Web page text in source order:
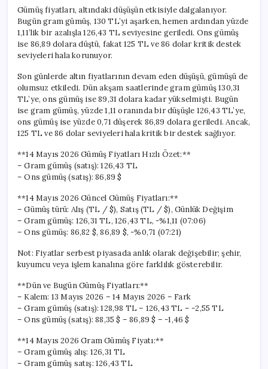
Kötüleşiyor
için
Gümüş fiyatları, altındaki düşüşün etkisiyle dalgalanıyor.
Bugün gram gümüş, 130 TL’yi aşarken, hemen ardından yüzde
1,11’lik bir azalışla 126,43 TL seviyesine geriledi. Ons gümüş
ise 86,89 dolara düştü, fakat 125 TL ve 86 dolar kritik destek
seviyeleri hala korunuyor.
Son günlerde altın fiyatlarının devam eden düşüşü, gümüşü de
olumsuz etkiledi. Dün akşam saatlerinde gram gümüş 130,31
TL’ye, ons gümüş ise 89,31 dolara kadar yükselmişti. Bugün
ise gram gümüş, yüzde 1,11 oranında bir düşüşle 126,43 TL’ye,
ons gümüş ise yüzde 0,71 düşerek 86,89 dolara geriledi. Ancak,
125 TL ve 86 dolar seviyeleri hala kritik bir destek sağlıyor.
**14 Mayıs 2026 Gümüş Fiyatları Hızlı Özet:**
– Gram gümüş (satış): 126,43 TL
– Ons gümüş (satış): 86,89 $
**14 Mayıs 2026 Güncel Gümüş Fiyatları:**
– Gümüş türü: Alış (TL / $), Satış (TL / $), Günlük Değişim
– Gram gümüş: 126,31 TL, 126,43 TL, -%1,11 (07:06)
– Ons gümüş: 86,82 $, 86,89 $, -%0,71 (07:21)
Not: Fiyatlar serbest piyasada anlık olarak değişebilir; şehir,
kuyumcu veya işlem kanalına göre farklılık gösterebilir.
**Dün ve Bugün Gümüş Fiyatları:**
– Kalem: 13 Mayıs 2026 – 14 Mayıs 2026 – Fark
– Gram gümüş (satış): 128,98 TL – 126,43 TL – -2,55 TL
– Ons gümüş (satış): 88,35 $ – 86,89 $ – -1,46 $
**14 Mayıs 2026 Gram Gümüş Fiyatı:**
– Gram gümüş alış: 126,31 TL
– Gram gümüş satış: 126,43 TL